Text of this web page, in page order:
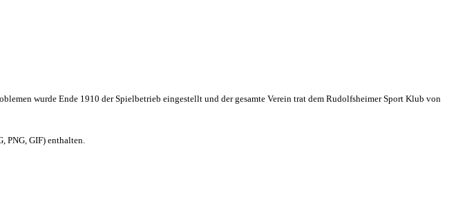
wurde Ende 1910 der Spielbetrieb eingestellt und der gesamte Verein trat dem Rudolfsheimer Sport Klub von
PNG, GIF) enthalten.